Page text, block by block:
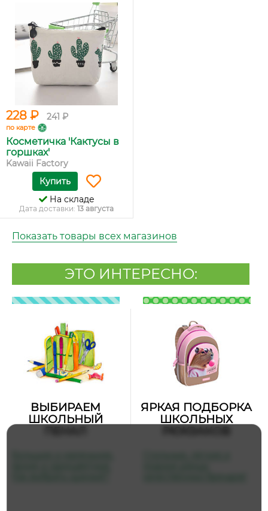
228 ₽ 241 ₽
по карте
Косметичка 'Кактусы в
горшках'
Kawaii Factory
Купить
На складе
Дата доставки: 13 августа
Показать товары всех магазинов
ЭТО ИНТЕРЕСНО:
ВЫБИРАЕМ
ШКОЛЬНЫЙ
ЯРКАЯ ПОДБОРКА
ШКОЛЬНЫХ